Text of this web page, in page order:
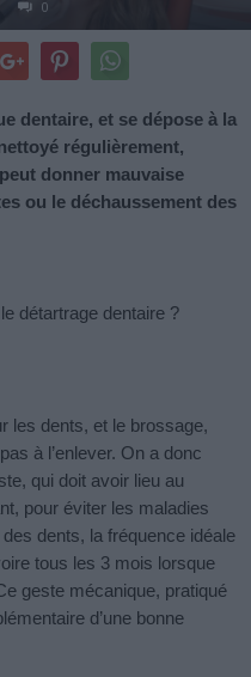
0
dentaire, et se dépose à la
régulièrement,
donner mauvaise
ou le déchaussement des
détartrage dentaire ?
les dents, et le brossage,
à l’enlever. On a donc
qui doit avoir lieu au
pour éviter les maladies
dents, la fréquence idéale
tous les 3 mois lorsque
geste mécanique, pratiqué
d’une bonne